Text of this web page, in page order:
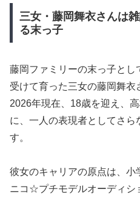
三女・藤岡舞衣さんは
る末っ子
藤岡ファミリーの末っ子と
受けて育った三女の藤岡舞衣
2026年現在、18歳を迎え、
に、一人の表現者としてさら
す。
彼女のキャリアの原点は、小
ニコ☆プチモデルオーディシ